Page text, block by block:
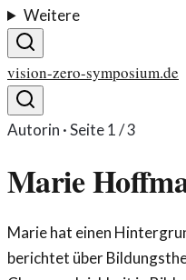
Weitere
vision-zero-symposium.de
Autorin · Seite1/3
Marie
Marie hat einen
berichtet über